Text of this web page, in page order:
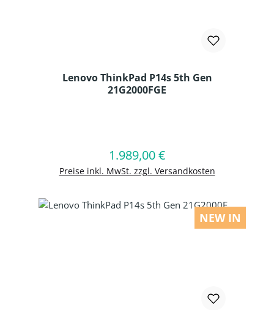
Lenovo ThinkPad P14s 5th Gen
21G2000FGE
Regulärer Preis:
1.989,00 €
Preise inkl. MwSt. zzgl. Versandkosten
In den Warenkorb
NEW IN